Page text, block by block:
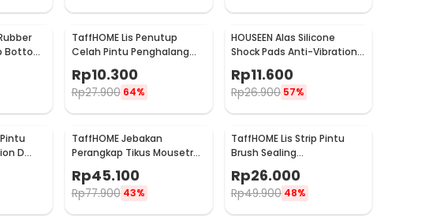
Bottom
-
TaffHOME Lis Penutup
Celah Pintu Penghalang
Debu Door Bottom Seal 1M
- LQ7
Rp10.300
Rp27.900 64%
HOUSEEN Alas Silicone
Shock Pads Anti-Vibration
Mats 4 PCS - NY522
Rp11.600
Rp26.900 57%
D
KK-062
TaffHOME Jebakan
Perangkap Tikus Mousetrap
Rp45.100
Rp77.900 43%
TaffHOME Lis Strip Pintu
Brush Sealing
10Mx9mmx15mm - KK-061
Rp26.000
Rp49.900 48%